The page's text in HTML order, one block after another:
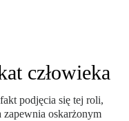
człowieka
podjęcia się tej roli,
zapewnia oskarżonym